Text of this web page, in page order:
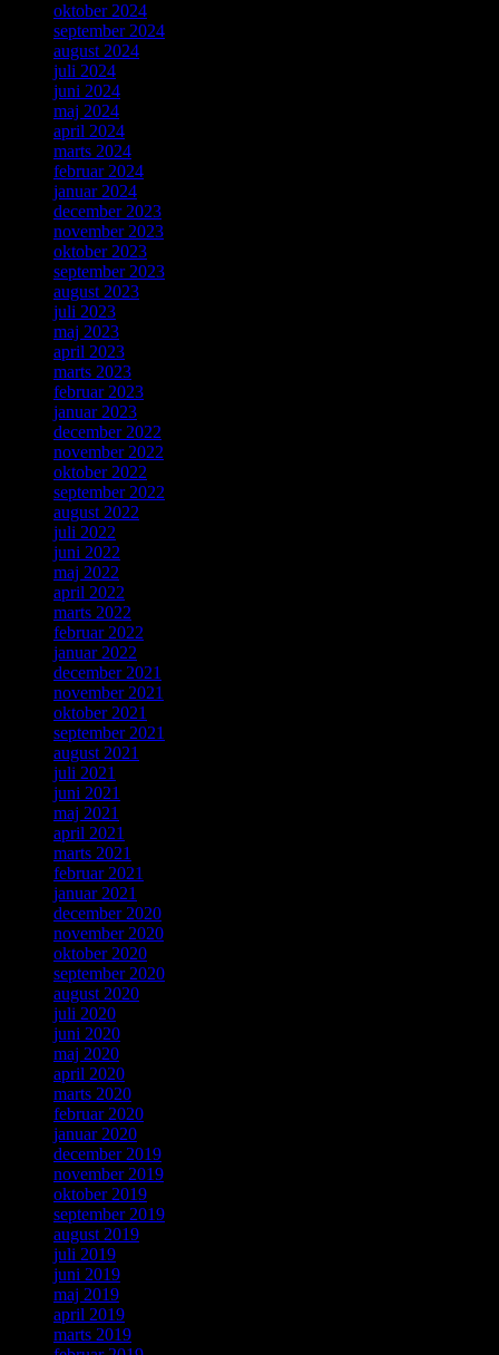
oktober 2024
september 2024
august 2024
juli 2024
juni 2024
maj 2024
april 2024
marts 2024
februar 2024
januar 2024
december 2023
november 2023
oktober 2023
september 2023
august 2023
juli 2023
maj 2023
april 2023
marts 2023
februar 2023
januar 2023
december 2022
november 2022
oktober 2022
september 2022
august 2022
juli 2022
juni 2022
maj 2022
april 2022
marts 2022
februar 2022
januar 2022
december 2021
november 2021
oktober 2021
september 2021
august 2021
juli 2021
juni 2021
maj 2021
april 2021
marts 2021
februar 2021
januar 2021
december 2020
november 2020
oktober 2020
september 2020
august 2020
juli 2020
juni 2020
maj 2020
april 2020
marts 2020
februar 2020
januar 2020
december 2019
november 2019
oktober 2019
september 2019
august 2019
juli 2019
juni 2019
maj 2019
april 2019
marts 2019